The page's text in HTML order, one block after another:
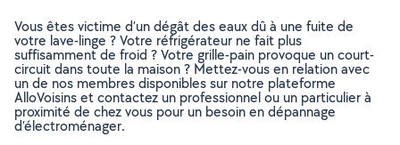
Vous êtes victime d’un dégât des eaux dû à une fuite de
votre lave-linge ? Votre réfrigérateur ne fait plus
suffisamment de froid ? Votre grille-pain provoque un court-
circuit dans toute la maison ? Mettez-vous en relation avec
un de nos membres disponibles sur notre plateforme
AlloVoisins et contactez un professionnel ou un particulier à
proximité de chez vous pour un besoin en dépannage
d’électroménager.